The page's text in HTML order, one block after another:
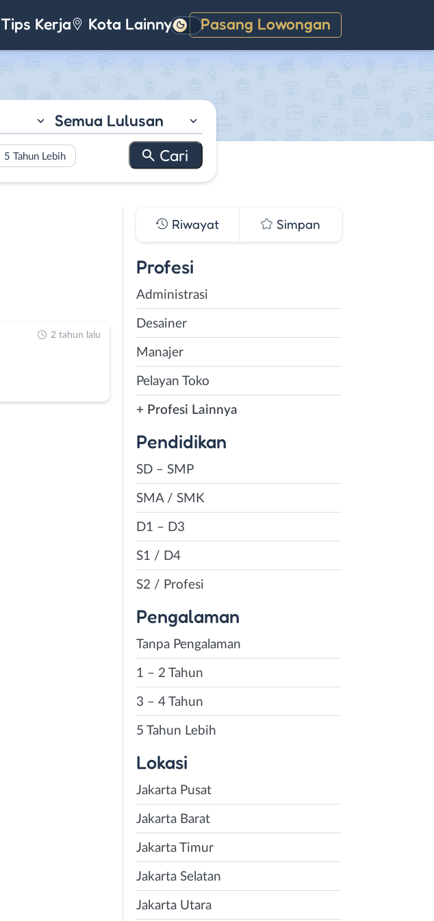
Tips Kerja Kota Lainnya Pasang Lowongan
Gelap
Semua Lulusan
5 Tahun Lebih
2 tahun lalu
Riwayat Simpan
Profesi
Administrasi
Desainer
Manajer
Pelayan Toko
+ Profesi Lainnya
Pendidikan
SD – SMP
SMA / SMK
D1 – D3
S1 / D4
S2 / Profesi
Pengalaman
Tanpa Pengalaman
1 – 2 Tahun
3 – 4 Tahun
5 Tahun Lebih
Lokasi
Jakarta Pusat
Jakarta Barat
Jakarta Timur
Jakarta Selatan
Jakarta Utara